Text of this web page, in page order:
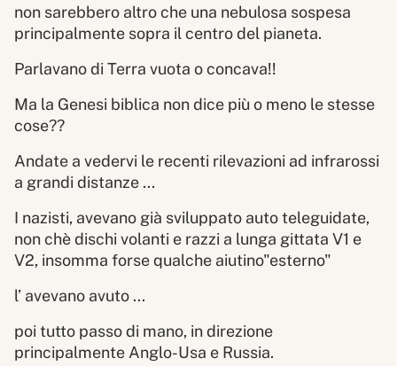
non sarebbero altro che una nebulosa sospesa
principalmente sopra il centro del pianeta.
Parlavano di Terra vuota o concava!!
Ma la Genesi biblica non dice più o meno le stesse
cose??
Andate a vedervi le recenti rilevazioni ad infrarossi
a grandi distanze ...
I nazisti, avevano già sviluppato auto teleguidate,
non chè dischi volanti e razzi a lunga gittata V1 e
V2, insomma forse qualche aiutino"esterno"
l’ avevano avuto ...
poi tutto passo di mano, in direzione
principalmente Anglo-Usa e Russia.